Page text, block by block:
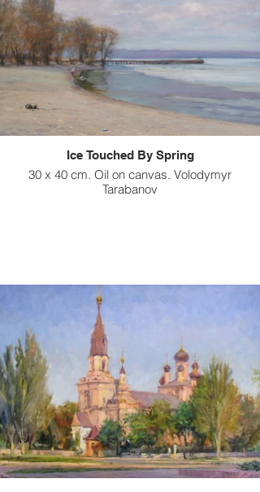
Ice Touched By Spring
30 x 40 cm. Oil on canvas. Volodymyr
Tarabanov